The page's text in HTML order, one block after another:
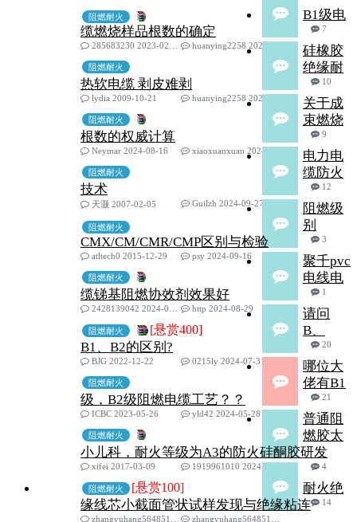
阻燃耐火
B1级电
缆燃烧样品根数的确定
7
285683230 2023-02-22
huanying2258 2024-11-08
阻燃耐火
硅橡胶
绝缘耐
热软电缆 剥皮难剥
10
lydia 2009-10-21
huanying2258 2024-11-08
阻燃耐火
关于成
束燃烧
根数的权威计算
9
Neymar 2024-08-16
xiaoxuanxuan 2024-10-22
阻燃耐火
电力电
缆防火
技术
12
天灏 2007-02-05
Guilzh 2024-09-27
阻燃耐火
阻燃级
别
CMX/CM/CMR/CMP区别与检验
3
atltech0 2015-12-29
psy 2024-09-16
阻燃耐火
聚千pvc
电线电
缆锑基阻燃协效剂效果好
1
2428139042 2024-08-05
http 2024-08-29
阻燃耐火 [悬赏400]
请问
B、
B1、B2的区别?
20
BJG 2022-12-22
0215ly 2024-07-31
阻燃耐火
哪位大
佬有B1
级，B2级阻燃电缆工艺？？
21
ICBC 2023-05-26
yld42 2024-05-28
阻燃耐火
普通阻
燃胶太
小儿科，耐火等级为A3的防火硅酮胶研发
4
xifei 2017-03-09 1919961010 2024-03-28
阻燃耐火 [悬赏100]
耐火绝
缘线芯小截面管状试样发现与绝缘粘连
14
zhangyuhang564851702 2024-02-20
zhangyuhang564851702 2024-02-26